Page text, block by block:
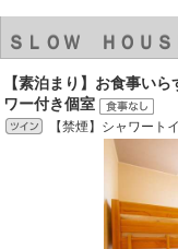
ＳＬＯＷ ＨＯＵ
【素泊まり】お食事い
ワー付き個室
【禁煙】シャワート